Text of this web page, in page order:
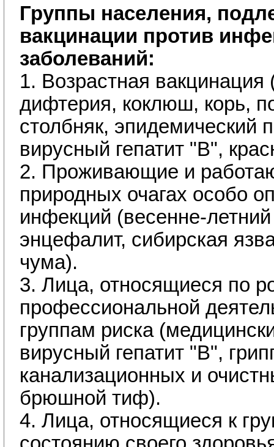
Группы населения,
вакцинации против
заболеваний:
1. Возрастная вакцинация
дифтерия, коклюш, корь,
столбняк, эпидемический
вирусный гепатит "В",
2. Проживающие и
природных очагах особо
инфекций (весенне-
энцефалит, сибирская
чума).
3. Лица, относящиеся по
профессиональной
группам риска
вирусный гепатит "В",
канализационных и
брюшной тиф).
4. Лица, относящиеся к